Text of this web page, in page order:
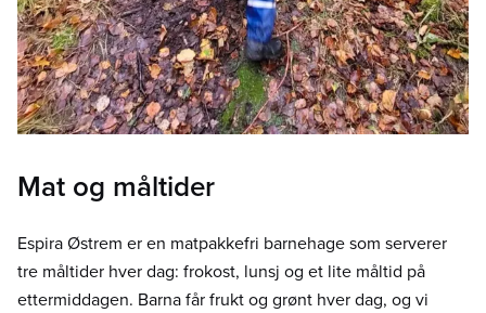
Mat og måltider
Espira Østrem er en matpakkefri barnehage som serverer
tre måltider hver dag: frokost, lunsj og et lite måltid på
ettermiddagen. Barna får frukt og grønt hver dag, og vi